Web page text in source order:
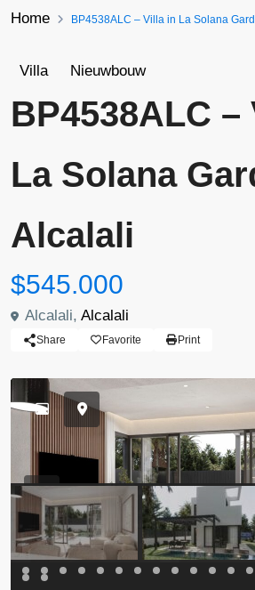
Home BP4538ALC – Villa in La Solana
Villa Nieuwbouw
BP4538ALC –
La Solana
Alcalali
$545.000
Alcalali, Alcalali
Share Favorite Print
Previous